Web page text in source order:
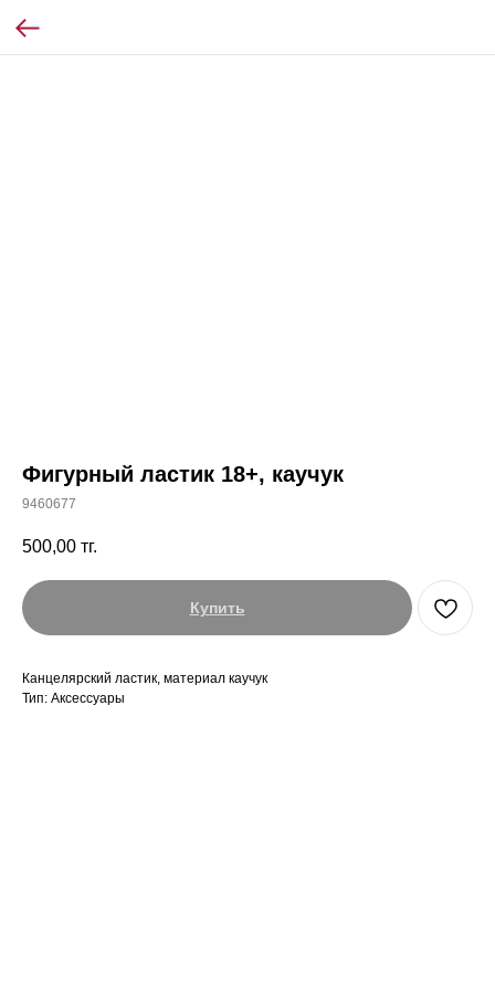
Фигурный ластик 18+, каучук
9460677
500,00 тг.
Купить
Канцелярский ластик, материал каучук
Тип: Аксессуары